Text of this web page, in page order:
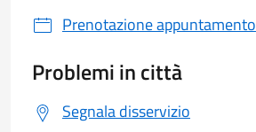
Prenotazione appuntamento
Problemi in città
Segnala disservizio